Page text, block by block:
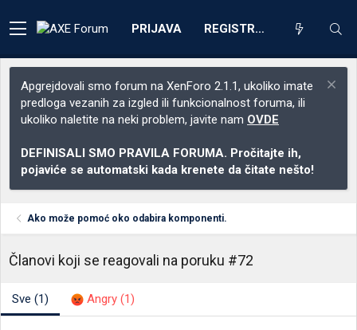
PRIJAVA REGISTRACIJA
Apgrejdovali smo forum na XenForo 2.1.1, ukoliko imate
predloga vezanih za izgled ili funkcionalnost foruma, ili
ukoliko naletite na neki problem, javite nam OVDE
DEFINISALI SMO PRAVILA FORUMA. Pročitajte ih,
pojaviće se automatski kada krenete da čitate nešto!
Ako može pomoć oko odabira komponenti.
Članovi koji se reagovali na poruku #72
Sve (1) Angry (1)